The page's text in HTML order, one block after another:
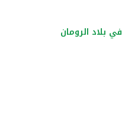
بلاد الرومان